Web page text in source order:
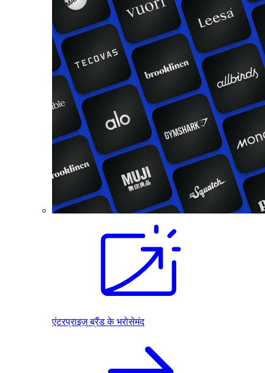
एंटरप्राइज़ ब्रैंड के भरोसेमंद